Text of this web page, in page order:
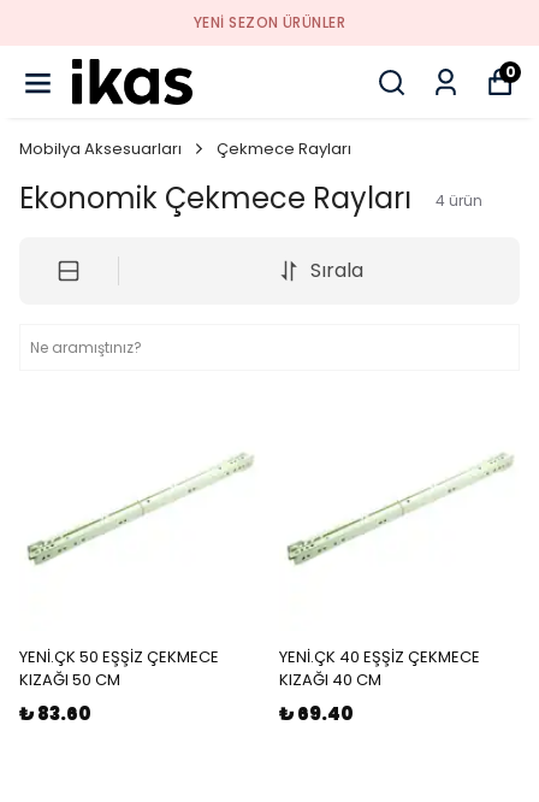
YENI SEZON ÜRÜNLER
0
Mobilya Aksesuarları Çekmece Rayları
Ekonomik Çekmece Rayları 4 ürün
Sırala
YENİ.ÇK 50 EŞŞİZ ÇEKMECE
KIZAĞI 50 CM
₺ 83.60
YENİ.ÇK 40 EŞŞİZ ÇEKMECE
KIZAĞI 40 CM
₺ 69.40